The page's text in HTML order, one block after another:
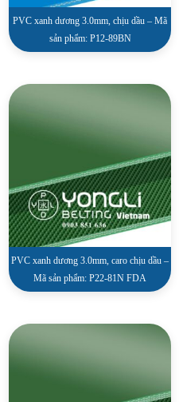
PVC xanh dương 3.0mm, chịu dầu – Mã
sản phẩm: P12-89BN
PVC xanh dương 3.0mm, caro chịu dầu –
Mã sản phẩm: P22-81N FDA